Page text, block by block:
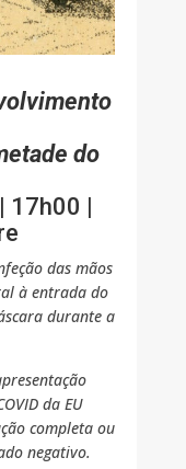
do
17h00 |
das mãos
à entrada do
durante a
da EU
completa ou
negativo.